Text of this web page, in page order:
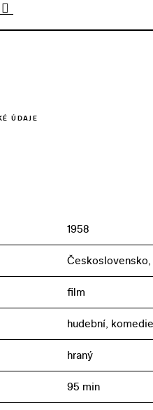
ÚDAJE
1958
Československo,
film
hudební, komedie
hraný
95 min